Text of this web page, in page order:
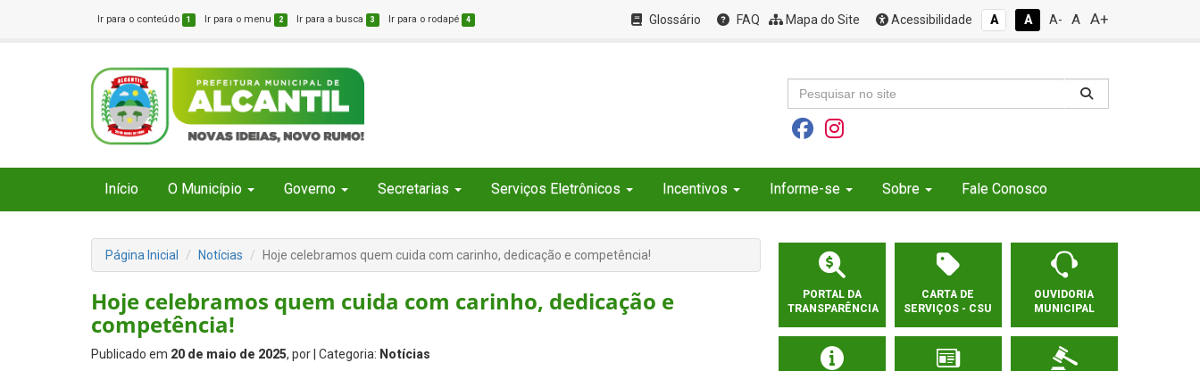
Ir para o conteúdo 1 Ir para o menu 2 Ir para a busca 3 Ir para o rodapé 4 Glossário FAQ Mapa do Site Acessibilidade A A A- A A+
Início O Município Governo Secretarias Serviços Eletrônicos Incentivos Informe-se Sobre Fale Conosco
Página Inicial Notícias Hoje celebramos quem cuida com carinho, dedicação e competência!
Hoje celebramos quem cuida com carinho, dedicação e
competência!
Publicado em 20 de maio de 2025, por | Categoria: Notícias
PORTAL DA
TRANSPARÊNCIA
CARTA DE
SERVIÇOS - CSU
OUVIDORIA
MUNICIPAL